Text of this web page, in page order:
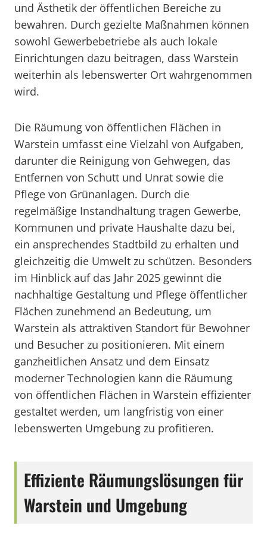
und Ästhetik der öffentlichen Bereiche zu
bewahren. Durch gezielte Maßnahmen können
sowohl Gewerbebetriebe als auch lokale
Einrichtungen dazu beitragen, dass Warstein
weiterhin als lebenswerter Ort wahrgenommen
wird.
Die Räumung von öffentlichen Flächen in
Warstein umfasst eine Vielzahl von Aufgaben,
darunter die Reinigung von Gehwegen, das
Entfernen von Schutt und Unrat sowie die
Pflege von Grünanlagen. Durch die
regelmäßige Instandhaltung tragen Gewerbe,
Kommunen und private Haushalte dazu bei,
ein ansprechendes Stadtbild zu erhalten und
gleichzeitig die Umwelt zu schützen. Besonders
im Hinblick auf das Jahr 2025 gewinnt die
nachhaltige Gestaltung und Pflege öffentlicher
Flächen zunehmend an Bedeutung, um
Warstein als attraktiven Standort für Bewohner
und Besucher zu positionieren. Mit einem
ganzheitlichen Ansatz und dem Einsatz
moderner Technologien kann die Räumung
von öffentlichen Flächen in Warstein effizienter
gestaltet werden, um langfristig von einer
lebenswerten Umgebung zu profitieren.
Effiziente Räumungslösungen für
Warstein und Umgebung